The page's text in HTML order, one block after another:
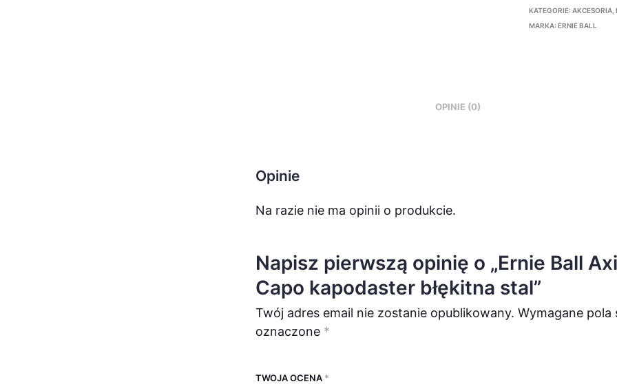
KATEGORIE:AKCESORIA ,
MARKA:ERNIE BALL
OPINIE (0)
Opinie
Na razie nie ma opinii o produkcie.
Napisz pierwszą opinię o „Ernie Ball
Capo kapodaster błękitna stal”
Twój adres email nie zostanie opublikowany. Wymagane pola
oznaczone *
TWOJA OCENA *